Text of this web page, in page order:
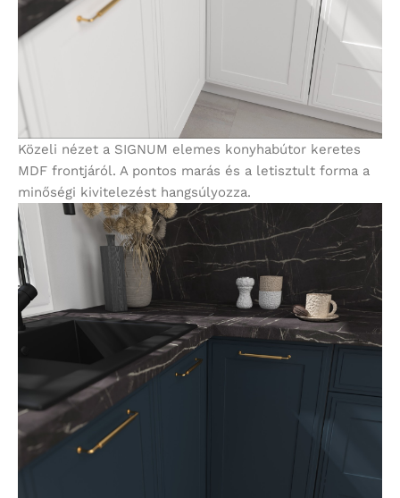
Közeli nézet a SIGNUM elemes konyhabútor keretes
MDF frontjáról. A pontos marás és a letisztult forma a
minőségi kivitelezést hangsúlyozza.